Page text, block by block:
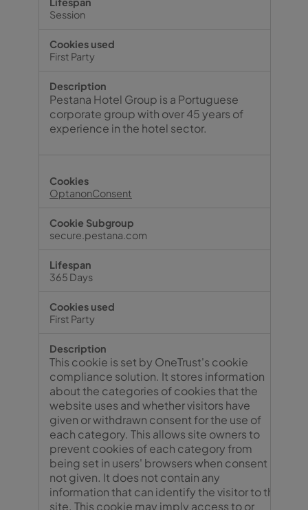
Session
First Party
Pestana Hotel Group is a Portuguese
corporate group with over 45 years of
experience in the hotel sector.
OptanonConsent
secure.pestana.com
365 Days
First Party
This cookie is set by OneTrust's cookie
compliance solution. It stores information
about the categories of cookies that the
website uses and whether visitors have
given or withdrawn consent for the use of
each category. This allows site owners to
prevent cookies of each category from
being set in users' browsers when consent is
not given. It does not contain any
information that can identify the visitor to the
site. This cookie may imply access to or